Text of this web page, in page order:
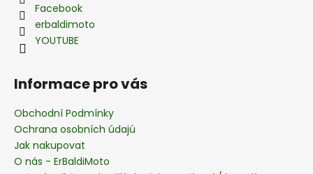
Facebook
erbaldimoto
YOUTUBE
Informace pro vás
Obchodní Podmínky
Ochrana osobních údajú
Jak nakupovat
O nás - ErBaldiMoto